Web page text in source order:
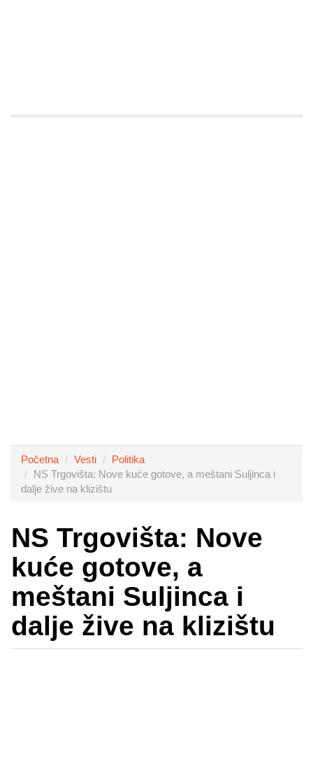
Početna Vesti
Politika
NS Trgovišta: Nove kuće gotove, a meštani Suljinca i
dalje žive na klizištu
NS Trgovišta: Nove
kuće gotove, a
meštani Suljinca i
dalje žive na klizištu